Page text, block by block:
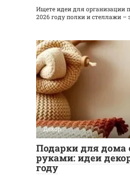
Ищете идеи для организации
2026 году полки и стеллажи –
Декор
Подарки для дома
руками: идеи
году